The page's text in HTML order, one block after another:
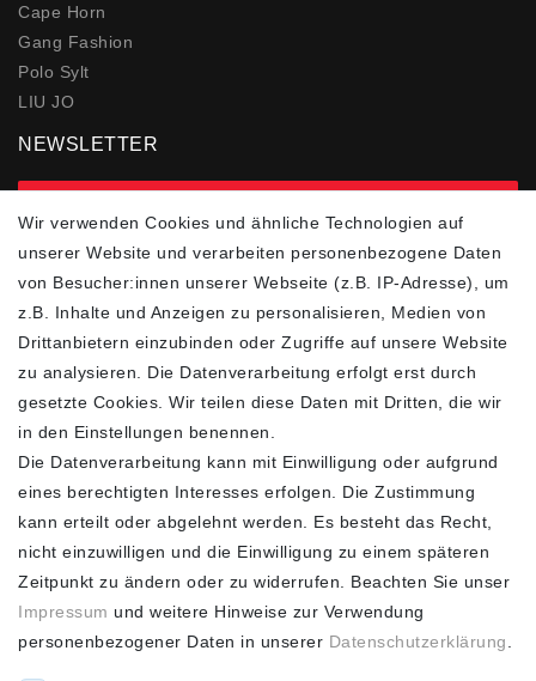
Cape Horn
Gang Fashion
Polo Sylt
LIU JO
NEWSLETTER
FOLGEN SIE UNS
ZAHLUNGSARTEN
SCHNELLER UND
KOSTENLOSER
FASHION HOUSE
Hotline: +49
(0)15223993771 (Mo. bis
Wir verwenden Cookies und ähnliche Technologien auf
unserer Website und verarbeiten personenbezogene Daten
von Besucher:innen unserer Webseite (z.B. IP-Adresse), um
z.B. Inhalte und Anzeigen zu personalisieren, Medien von
Drittanbietern einzubinden oder Zugriffe auf unsere Website
zu analysieren. Die Datenverarbeitung erfolgt erst durch
gesetzte Cookies. Wir teilen diese Daten mit Dritten, die wir
in den Einstellungen benennen.
Die Datenverarbeitung kann mit Einwilligung oder aufgrund
eines berechtigten Interesses erfolgen. Die Zustimmung
kann erteilt oder abgelehnt werden. Es besteht das Recht,
nicht einzuwilligen und die Einwilligung zu einem späteren
Zeitpunkt zu ändern oder zu widerrufen. Beachten Sie unser
Impressum und weitere Hinweise zur Verwendung
personenbezogener Daten in unserer Daten­schutz­erklärung